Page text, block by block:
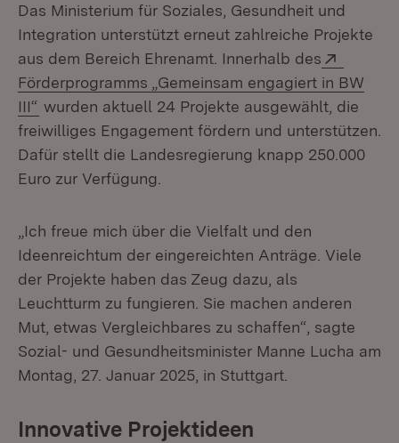
Das Ministerium für Soziales, Gesundheit und
Integration unterstützt erneut zahlreiche Projekte
aus dem Bereich Ehrenamt. Innerhalb des
Förderprogramms „Gemeinsam engagiert in BW
III“ (Öffnet in neuem Fenster)
wurden aktuell 24 Projekte ausgewählt, die
freiwilliges Engagement fördern und unterstützen.
Dafür stellt die Landesregierung knapp 250.000
Euro zur Verfügung.
„Ich freue mich über die Vielfalt und den
Ideenreichtum der eingereichten Anträge. Viele
der Projekte haben das Zeug dazu, als
Leuchtturm zu fungieren. Sie machen anderen
Mut, etwas Vergleichbares zu schaffen“, sagte
Sozial- und Gesundheitsminister Manne Lucha am
Montag, 27. Januar 2025, in Stuttgart.
Innovative Projektideen